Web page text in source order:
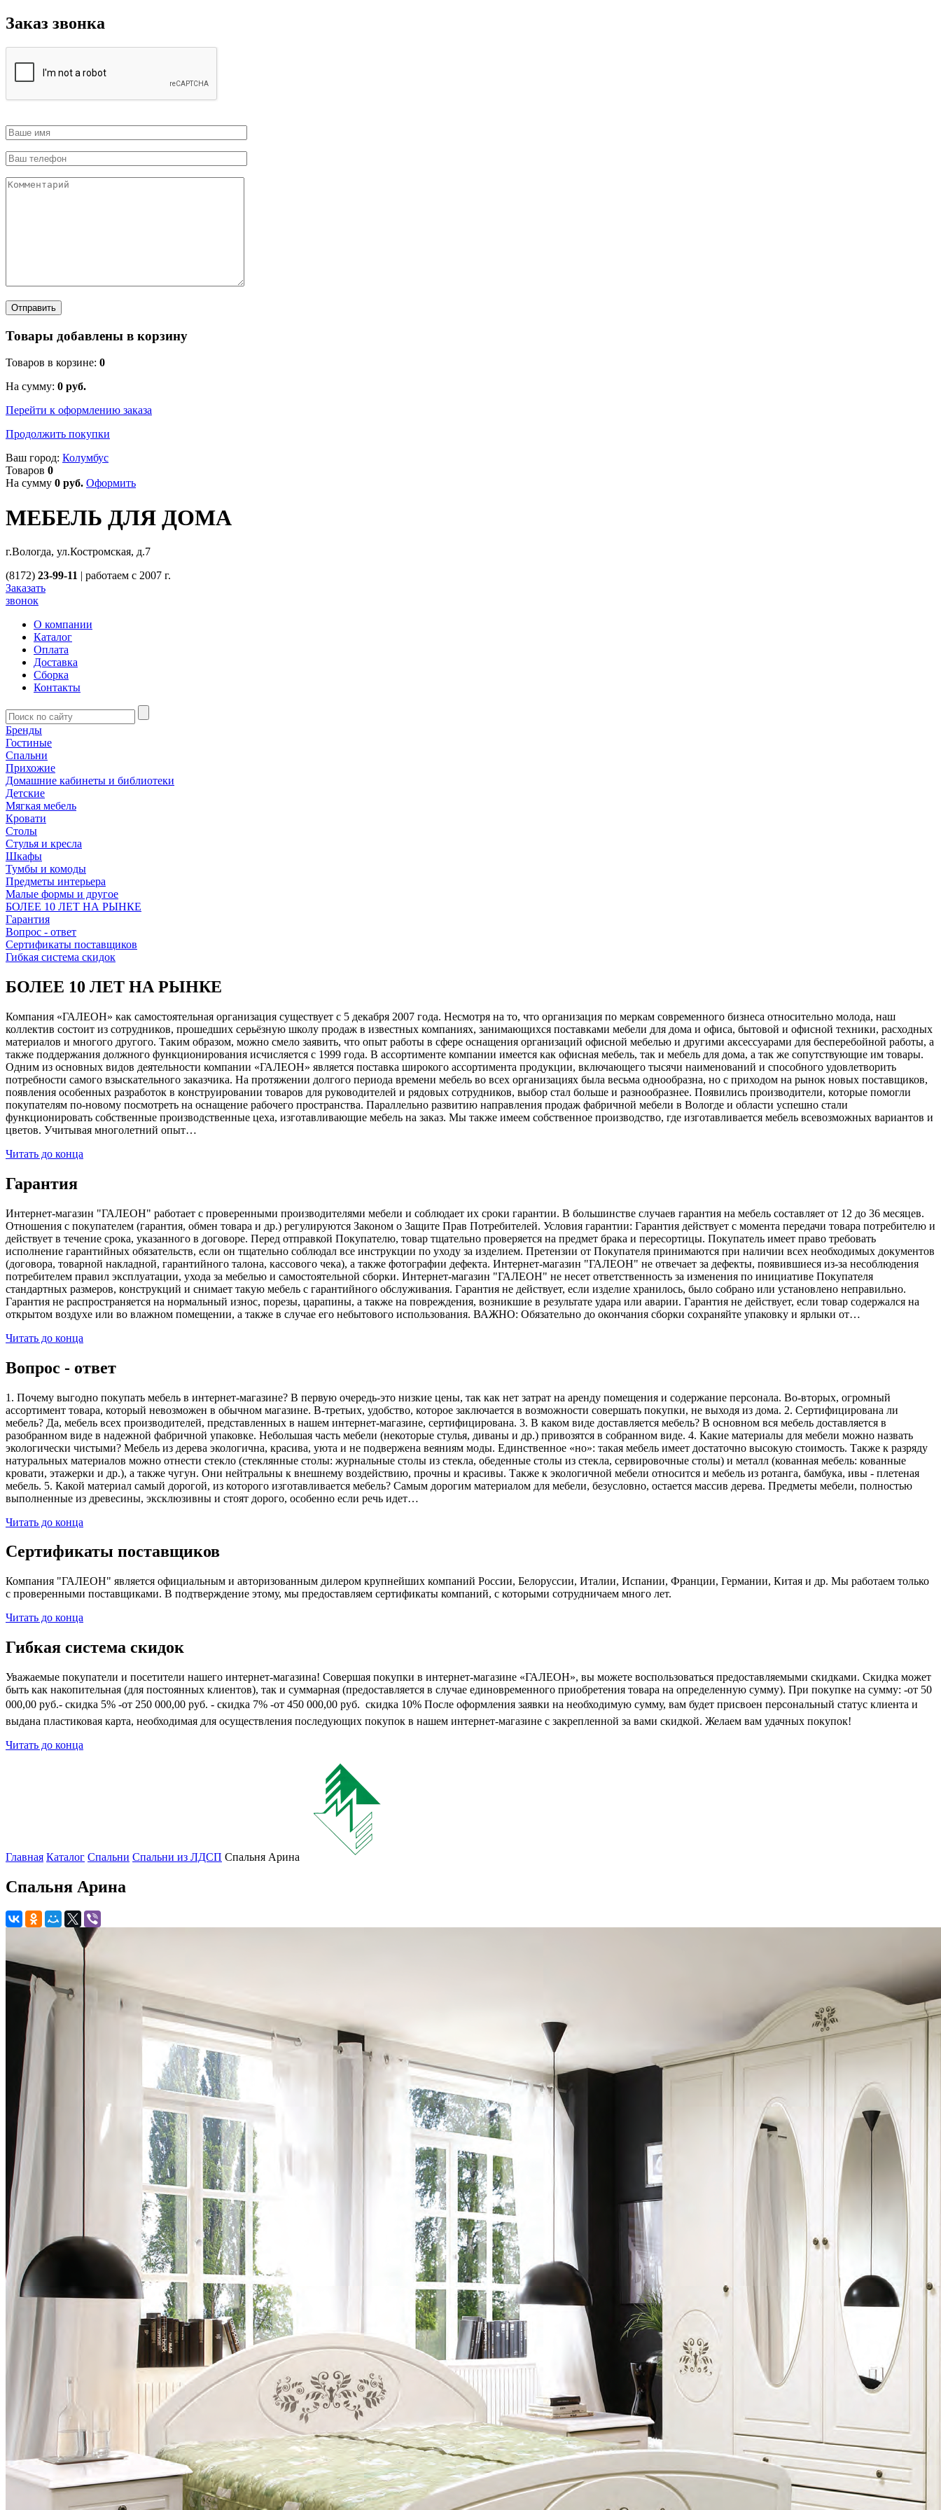
Заказ звонка
Товары добавлены в корзину
Товаров в корзине: 0
На сумму: 0 руб.
Перейти к оформлению заказа
Продолжить покупки
Ваш город: Колумбус
Товаров 0
На сумму 0 руб. Оформить
МЕБЕЛЬ ДЛЯ ДОМА
г.Вологда, ул.Костромская, д.7
(8172) 23-99-11 | работаем с 2007 г.
Заказать
звонок
О компании
Каталог
Оплата
Доставка
Сборка
Контакты
Бренды
Гостиные
Спальни
Прихожие
Домашние кабинеты и библиотеки
Детские
Мягкая мебель
Кровати
Столы
Стулья и кресла
Шкафы
Тумбы и комоды
Предметы интерьера
Малые формы и другое
БОЛЕЕ 10 ЛЕТ НА РЫНКЕ
Гарантия
Вопрос - ответ
Сертификаты поставщиков
Гибкая система скидок
БОЛЕЕ 10 ЛЕТ НА РЫНКЕ
Компания «ГАЛЕОН» как самостоятельная организация существует с 5 декабря 2007 года. Несмотря на то, что организация по меркам современного бизнеса относительно молода, наш
коллектив состоит из сотрудников, прошедших серьёзную школу продаж в известных компаниях, занимающихся поставками мебели для дома и офиса, бытовой и офисной техники, расходных
материалов и многого другого. Таким образом, можно смело заявить, что опыт работы в сфере оснащения организаций офисной мебелью и другими аксессуарами для бесперебойной работы, а
также поддержания должного функционирования исчисляется с 1999 года. В ассортименте компании имеется как офисная мебель, так и мебель для дома, а так же сопутствующие им товары.
Одним из основных видов деятельности компании «ГАЛЕОН» является поставка широкого ассортимента продукции, включающего тысячи наименований и способного удовлетворить
потребности самого взыскательного заказчика. На протяжении долгого периода времени мебель во всех организациях была весьма однообразна, но с приходом на рынок новых поставщиков,
появления особенных разработок в конструировании товаров для руководителей и рядовых сотрудников, выбор стал больше и разнообразнее. Появились производители, которые помогли
покупателям по-новому посмотреть на оснащение рабочего пространства. Параллельно развитию направления продаж фабричной мебели в Вологде и области успешно стали
функционировать собственные производственные цеха, изготавливающие мебель на заказ. Мы также имеем собственное производство, где изготавливается мебель всевозможных вариантов и
цветов. Учитывая многолетний опыт…
Читать до конца
Гарантия
Интернет-магазин "ГАЛЕОН" работает с проверенными производителями мебели и соблюдает их сроки гарантии. В большинстве случаев гарантия на мебель составляет от 12 до 36 месяцев.
Отношения с покупателем (гарантия, обмен товара и др.) регулируются Законом о Защите Прав Потребителей. Условия гарантии: Гарантия действует с момента передачи товара потребителю и
действует в течение срока, указанного в договоре. Перед отправкой Покупателю, товар тщательно проверяется на предмет брака и пересортицы. Покупатель имеет право требовать
исполнение гарантийных обязательств, если он тщательно соблюдал все инструкции по уходу за изделием. Претензии от Покупателя принимаются при наличии всех необходимых документов
(договора, товарной накладной, гарантийного талона, кассового чека), а также фотографии дефекта. Интернет-магазин "ГАЛЕОН" не отвечает за дефекты, появившиеся из-за несоблюдения
потребителем правил эксплуатации, ухода за мебелью и самостоятельной сборки. Интернет-магазин "ГАЛЕОН" не несет ответственность за изменения по инициативе Покупателя
стандартных размеров, конструкций и снимает такую мебель с гарантийного обслуживания. Гарантия не действует, если изделие хранилось, было собрано или установлено неправильно.
Гарантия не распространяется на нормальный износ, порезы, царапины, а также на повреждения, возникшие в результате удара или аварии. Гарантия не действует, если товар содержался на
открытом воздухе или во влажном помещении, а также в случае его небытового использования. ВАЖНО: Обязательно до окончания сборки сохраняйте упаковку и ярлыки от…
Читать до конца
Вопрос - ответ
1. Почему выгодно покупать мебель в интернет-магазине? В первую очередь-это низкие цены, так как нет затрат на аренду помещения и содержание персонала. Во-вторых, огромный
ассортимент товара, который невозможен в обычном магазине. В-третьих, удобство, которое заключается в возможности совершать покупки, не выходя из дома. 2. Сертифицирована ли
мебель? Да, мебель всех производителей, представленных в нашем интернет-магазине, сертифицирована. 3. В каком виде доставляется мебель? В основном вся мебель доставляется в
разобранном виде в надежной фабричной упаковке. Небольшая часть мебели (некоторые стулья, диваны и др.) привозятся в собранном виде. 4. Какие материалы для мебели можно назвать
экологически чистыми? Мебель из дерева экологична, красива, уюта и не подвержена веяниям моды. Единственное «но»: такая мебель имеет достаточно высокую стоимость. Также к разряду
натуральных материалов можно отнести стекло (стеклянные столы: журнальные столы из стекла, обеденные столы из стекла, сервировочные столы) и металл (кованная мебель: кованные
кровати, этажерки и др.), а также чугун. Они нейтральны к внешнему воздействию, прочны и красивы. Также к экологичной мебели относится и мебель из ротанга, бамбука, ивы - плетеная
мебель. 5. Какой материал самый дорогой, из которого изготавливается мебель? Самым дорогим материалом для мебели, безусловно, остается массив дерева. Предметы мебели, полностью
выполненные из древесины, эксклюзивны и стоят дорого, особенно если речь идет…
Читать до конца
Сертификаты поставщиков
Компания "ГАЛЕОН" является официальным и авторизованным дилером крупнейших компаний России, Белоруссии, Италии, Испании, Франции, Германии, Китая и др. Мы работаем только
с проверенными поставщиками. В подтверждение этому, мы предоставляем сертификаты компаний, с которыми сотрудничаем много лет.
Читать до конца
Гибкая система скидок
Уважаемые покупатели и посетители нашего интернет-магазина! Совершая покупки в интернет-магазине «ГАЛЕОН», вы можете воспользоваться предоставляемыми скидками. Скидка может
быть как накопительная (для постоянных клиентов), так и суммарная (предоставляется в случае единовременного приобретения товара на определенную сумму). При покупке на сумму: -от 50
000,00 руб.- скидка 5% -от 250 000,00 руб. - скидка 7% -от 450 000,00 руб.  скидка 10% После оформления заявки на необходимую сумму, вам будет присвоен персональный статус клиента и
выдана пластиковая карта, необходимая для осуществления последующих покупок в нашем интернет-магазине с закрепленной за вами скидкой. Желаем вам удачных покупок!
Читать до конца
Главная Каталог Спальни Спальни из ЛДСП Спальня Арина
Спальня Арина